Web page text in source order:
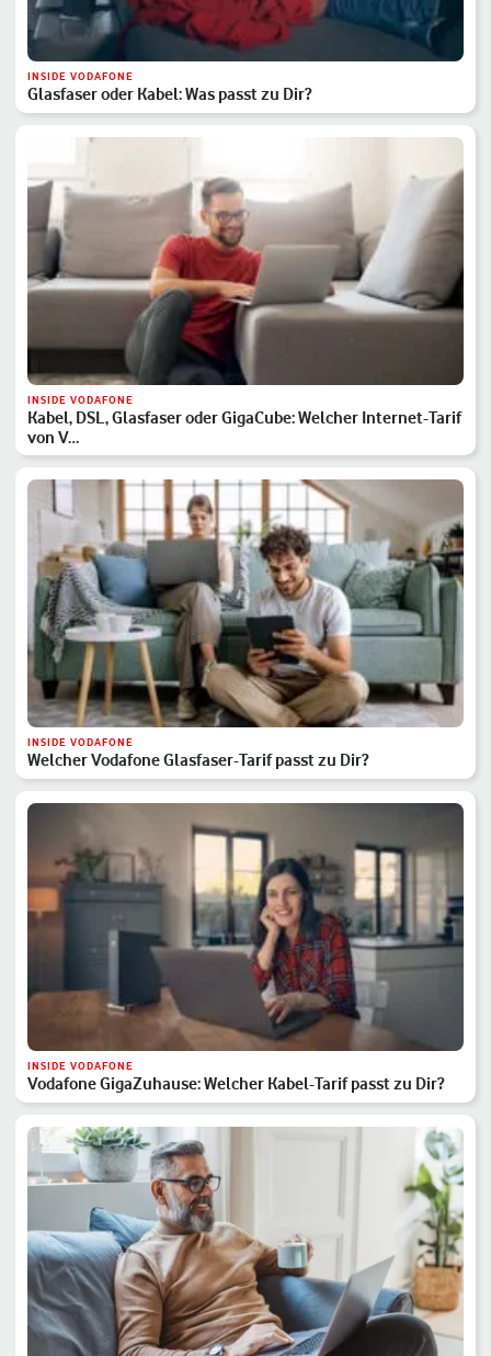
INSIDE VODAFONE
Glasfaser oder Kabel: Was passt zu Dir?
INSIDE VODAFONE
Kabel, DSL, Glasfaser oder GigaCube: Welcher Internet-Tarif
von V…
INSIDE VODAFONE
Welcher Vodafone Glasfaser-Tarif passt zu Dir?
INSIDE VODAFONE
Vodafone GigaZuhause: Welcher Kabel-Tarif passt zu Dir?